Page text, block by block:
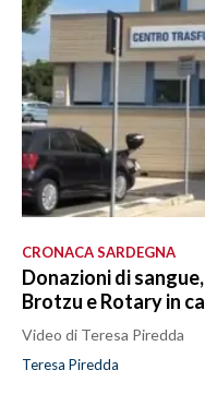
CRONACA SARDEGNA
Donazioni di
Brotzu e Rotary in
Video di Teresa Piredda
Teresa Piredda